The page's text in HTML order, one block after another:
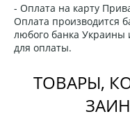
- Оплата на карту
Оплата производится
любого банка
для оплаты.
ТОВАРЫ,